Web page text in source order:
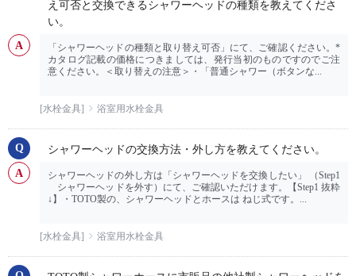
え可否と交換できるシャワーヘッドの種類を教えてくださ
い。
「シャワーヘッドの種類と取り替え可否」にて、ご確認ください。*
カタログ記載の価格につきましては、発行当初のものですのでご注
意ください。＜取り替えの注意＞・「普通シャワー（ボタンな...
[水栓金具] 浴室用水栓金具
シャワーヘッドの交換方法・外し方を教えてください。
シャワーヘッドの外し方は「シャワーヘッドを交換したい」 （Step1
シャワーヘッドを外す）にて、ご確認いただけます。【Step1 抜粋
↓】・TOTO製の、シャワーヘッドとホースは ねじ式です。...
[水栓金具] 浴室用水栓金具